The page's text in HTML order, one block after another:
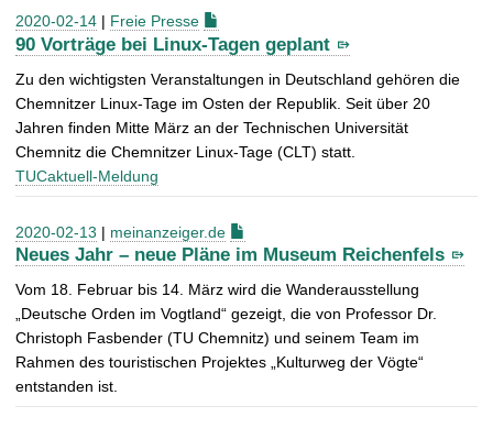
2020-02-14 | Freie Presse
90 Vorträge bei Linux-Tagen geplant
Zu den wichtigsten Veranstaltungen in Deutschland gehören die
Chemnitzer Linux-Tage im Osten der Republik. Seit über 20
Jahren finden Mitte März an der Technischen Universität
Chemnitz die Chemnitzer Linux-Tage (CLT) statt.
TUCaktuell-Meldung
2020-02-13 | meinanzeiger.de
Neues Jahr – neue Pläne im Museum Reichenfels
Vom 18. Februar bis 14. März wird die Wanderausstellung
„Deutsche Orden im Vogtland“ gezeigt, die von Professor Dr.
Christoph Fasbender (TU Chemnitz) und seinem Team im
Rahmen des touristischen Projektes „Kulturweg der Vögte“
entstanden ist.